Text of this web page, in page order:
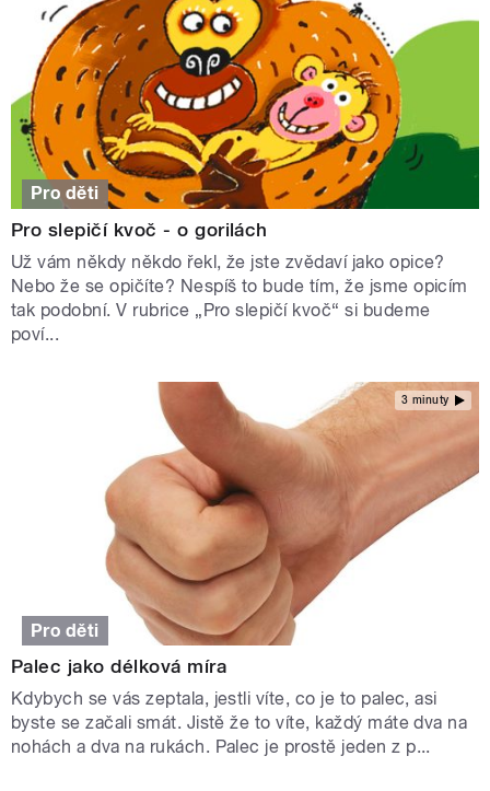
Pro děti
Pro slepičí kvoč - o gorilách
Už vám někdy někdo řekl, že jste zvědaví jako opice?
Nebo že se opičíte? Nespíš to bude tím, že jsme opicím
tak podobní. V rubrice „Pro slepičí kvoč“ si budeme
poví...
3 minuty
Pro děti
Palec jako délková míra
Kdybych se vás zeptala, jestli víte, co je to palec, asi
byste se začali smát. Jistě že to víte, každý máte dva na
nohách a dva na rukách. Palec je prostě jeden z p...